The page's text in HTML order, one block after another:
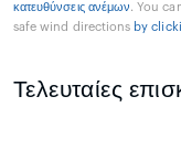
κατευθύνσεις ανέμων. You
safe wind directions by
Τελευταίες